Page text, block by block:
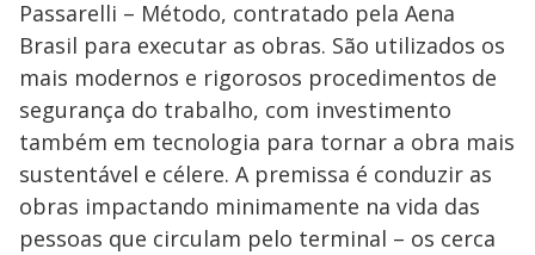
Passarelli – Método, contratado pela Aena
Brasil para executar as obras. São utilizados os
mais modernos e rigorosos procedimentos de
segurança do trabalho, com investimento
também em tecnologia para tornar a obra mais
sustentável e célere. A premissa é conduzir as
obras impactando minimamente na vida das
pessoas que circulam pelo terminal – os cerca